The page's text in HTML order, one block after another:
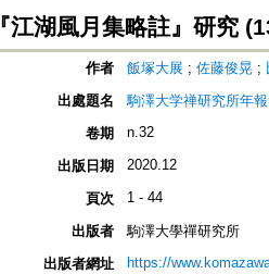
『江湖風月集略註』研究
作者 飯塚大展 ; 佐藤俊晃 ;
出處題名
駒澤大学禅研究所年
卷期
n.32
出版日期 2020.12
頁次 1 - 44
出版者
駒澤大學禪研究所
出版者網址
https://